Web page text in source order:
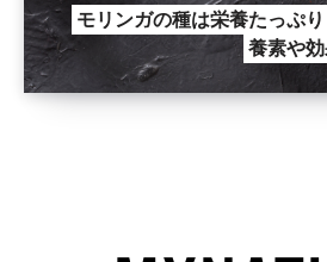
モリンガの種は栄養たっぷ
養素や